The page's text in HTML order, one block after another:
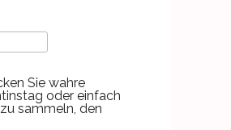
Sie wahre
oder einfach
sammeln, den